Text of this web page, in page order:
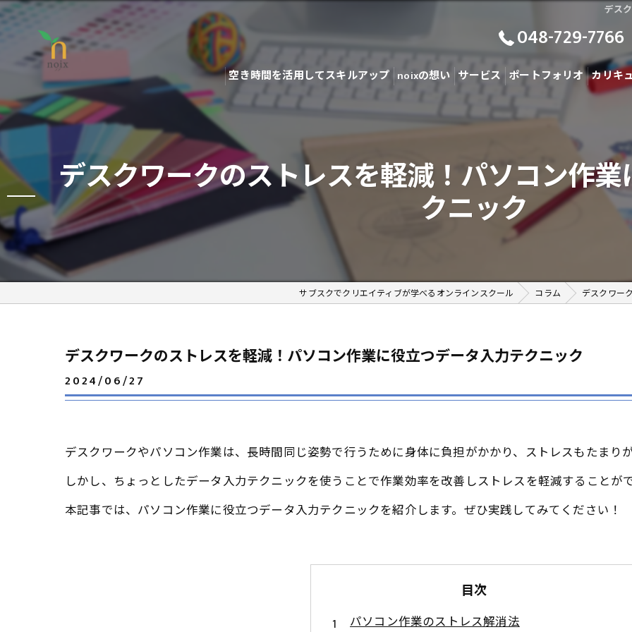
デス
048-729-7766
空き時間を活用してスキルアップ noixの想い サービス ポートフォリオ カリキ
デスクワークのストレスを軽減！パソコン作
クニック
サブスクでクリエイティブが学べるオンラインスクール コラム デスクワー
デスクワークのストレスを軽減！パソコン作業に役立つデータ入力テクニック
2024/06/27
デスクワークやパソコン作業は、長時間同じ姿勢で行うために身体に負担がかかり、ストレスもたまりが
しかし、ちょっとしたデータ入力テクニックを使うことで作業効率を改善しストレスを軽減することがで
本記事では、パソコン作業に役立つデータ入力テクニックを紹介します。ぜひ実践してみてください！
目次
パソコン作業のストレス解消法